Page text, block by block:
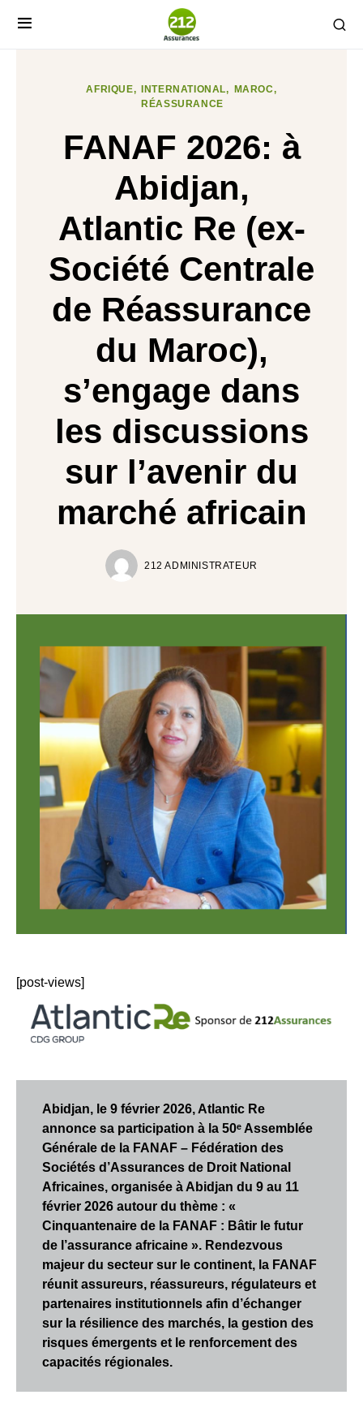
AFRIQUE INTERNATIONAL
MAROC
RÉASSURANCE
FANAF 2026: à
Abidjan,
Atlantic Re (ex-
Société Centrale
de Réassurance
du Maroc),
s’engage dans
les discussions
sur l’avenir du
marché africain
212 ADMINISTRATEUR
[post-views]
Abidjan, le 9 février 2026, Atlantic Re
annonce sa participation à la 50ᵉ Assemblée
Générale de la FANAF – Fédération des
Sociétés d’Assurances de Droit National
Africaines, organisée à Abidjan du 9 au 11
février 2026 autour du thème : «
Cinquantenaire de la FANAF : Bâtir le futur
de l’assurance africaine ». Rendezvous
majeur du secteur sur le continent, la FANAF
réunit assureurs, réassureurs, régulateurs et
partenaires institutionnels afin d’échanger
sur la résilience des marchés, la gestion des
risques émergents et le renforcement des
capacités régionales.